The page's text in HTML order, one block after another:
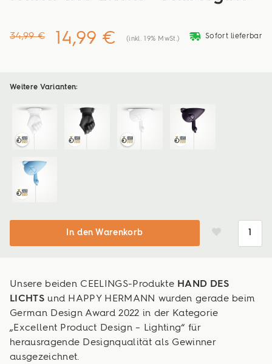
34,99 € 14,99 € (inkl. 19% MwSt.) deliveryvan Sofort lieferbar
Weitere Varianten:
In den Warenkorb
Unsere beiden CEELINGS-Produkte HAND DES
LICHTSund HAPPY HERMANN wurden gerade beim
German Design Award 2022 in der Kategorie
„Excellent Product Design – Lighting“ für
herausragende Designqualität als Gewinner
ausgezeichnet.